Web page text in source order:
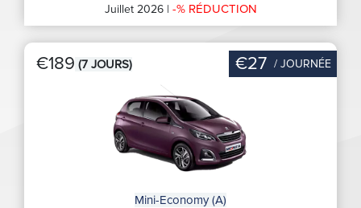
Juillet 2026 | -% RÉDUCTION
€189 (7 JOURS) €27 / JOURNÉE
Mini-Economy (A)